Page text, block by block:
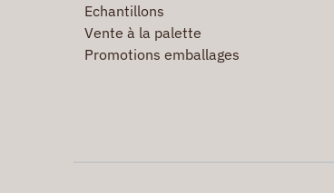
Echantillons
Vente à la palette
Promotions emballages